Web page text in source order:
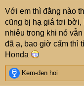
Với em thì đằng nào
cũng bị hạ giá tơi
nhiêu trong khi nó
đã ạ, bao giờ cấm thì
Honda
R
e
Kem-den hoi